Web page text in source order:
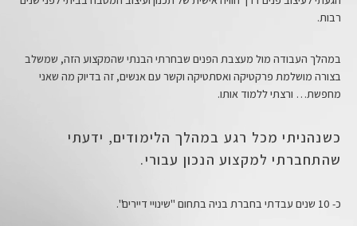
רבות.
במהלך העבודה מול מעצבת הפנים שבחרתי הבנתי שהמקצוע הזה, שמשלב
בצורה מושלמת פרקטיקה ואסתטיקה וקשר עם אנשים, זה בדיוק מה שאני
מחפשת… ורצתי ללמוד אותו.
כשנהניתי מכל רגע במהלך הלימודים, ידעתי
שהתחברתי למקצוע הנכון עבורי.
כ- 10 שנים עבדתי בחברת בניה בתחום "שינויי דיירים".